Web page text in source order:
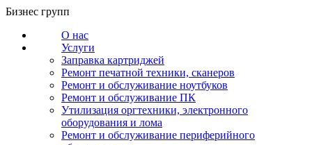
Перейти
содержанию
Бизнес групп
О нас
Услуги
Заправка картриджей
Ремонт печатной техники, сканеров
Ремонт и обслуживание ноутбуков
Ремонт и обслуживание ПК
Утилизация оргтехники, электронного
оборудования и лома
Ремонт и обслуживание периферийного